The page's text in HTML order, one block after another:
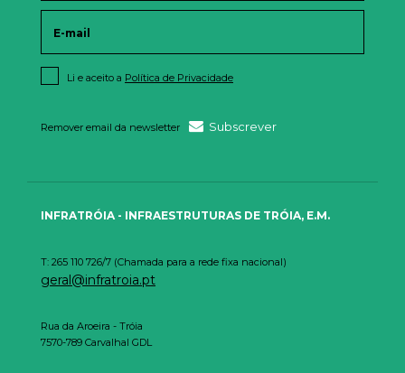
Li e aceito a Política de Privacidade
Remover email da newsletter Subscrever
INFRATRÓIA - INFRAESTRUTURAS DE TRÓIA, E.M.
T: 265 110 726/7 (Chamada para a rede fixa nacional)
geral@infratroia.pt
Rua da Aroeira - Tróia
7570-789 Carvalhal GDL